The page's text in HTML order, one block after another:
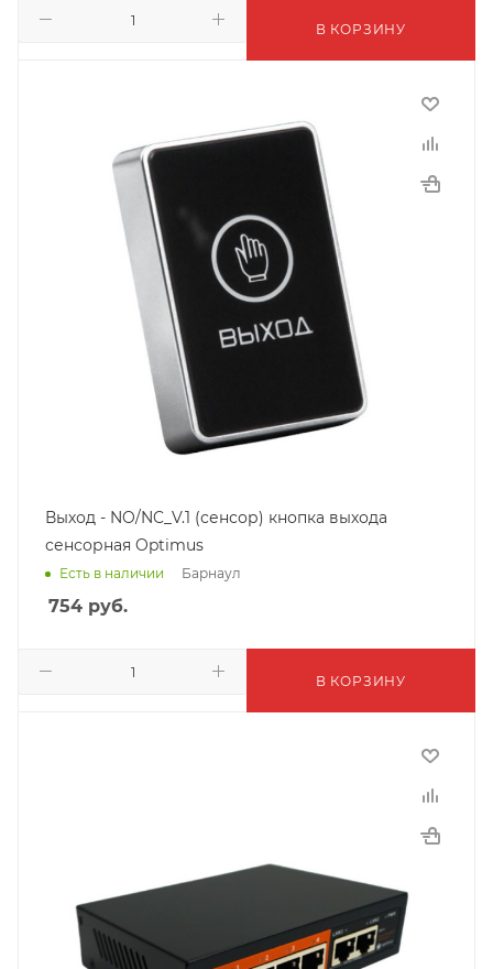
В КОРЗИНУ
Выход - NO/NC_V.1 (сенсор) кнопка выхода
сенсорная Optimus
Есть в наличии Барнаул
754 руб.
В КОРЗИНУ